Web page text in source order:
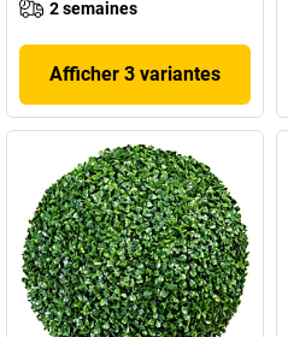
2 semaines
Afficher 3 variantes